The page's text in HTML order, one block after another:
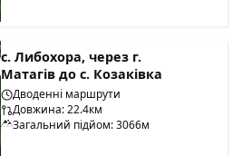
с. Либохора, через г.
Матагів до с. Козаківка
Дводенні маршрути
Довжина: 22.4км
Загальний підйом: 3066м